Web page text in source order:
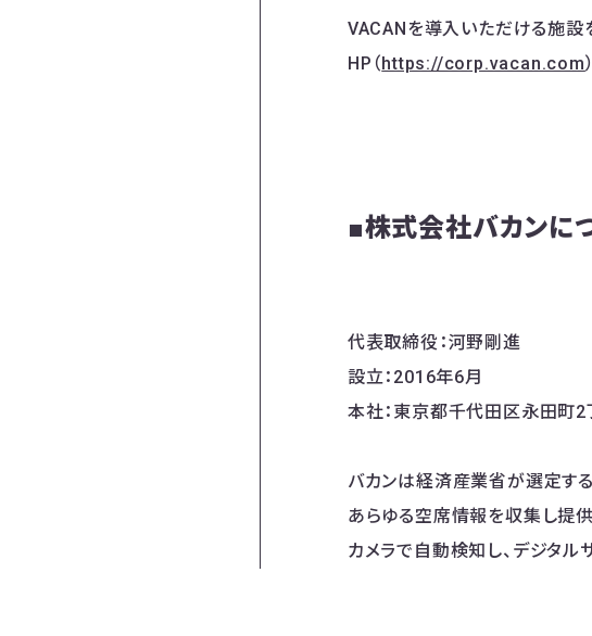
VACANを導入いただける施設
HP（https://corp.vacan.com
■株式会社バカンに
代表取締役：河野剛進
設立：2016年6月
本社：東京都千代田区永田町
バカンは経済産業省が選定す
あらゆる空席情報を収集し提供
カメラで自動検知し、デジタル